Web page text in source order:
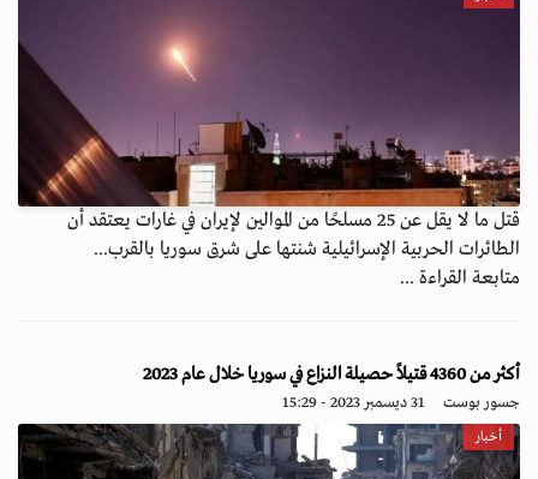
قتل ما لا يقل عن 25 مسلحًا من الموالين لإيران في غارات يعتقد أن
الطائرات الحربية الإسرائيلية شنتها على شرق سوريا بالقرب...
متابعة القراءة ...
أكثر من 4360 قتيلاً حصيلة النزاع في سوريا خلال عام 2023
جسور بوست 31 ديسمبر 2023 - 15:29
أخبار